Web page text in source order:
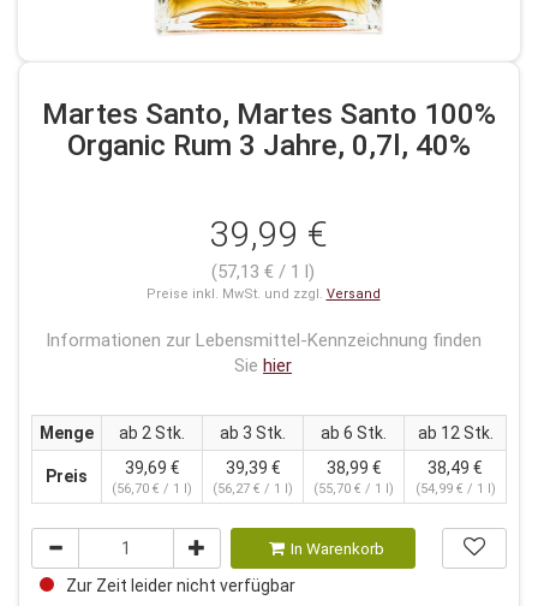
Martes Santo, Martes Santo 100%
Organic Rum 3 Jahre, 0,7l, 40%
39,99 €
(57,13 € / 1 l)
Preise inkl. MwSt. und zzgl. Versand
Informationen zur Lebensmittel-Kennzeichnung finden
Sie hier
Menge ab 2 Stk. ab 3 Stk. ab 6 Stk. ab 12 Stk.
Preis 39,69 €
(56,70 € / 1 l)
39,39 €
(56,27 € / 1 l)
38,99 €
(55,70 € / 1 l)
38,49 €
(54,99 € / 1 l)
In Warenkorb
Zur Zeit leider nicht verfügbar